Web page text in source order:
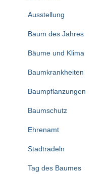
Ausstellung
Baum des Jahres
Bäume und Klima
Baumkrankheiten
Baumpflanzungen
Baumschutz
Ehrenamt
Stadtradeln
Tag des Baumes